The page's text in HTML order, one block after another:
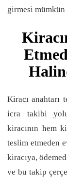
girmesi
Kiracı anahtarı
icra takibi
kiracının hem
teslim etmeden
kiracıya,
ve bu takip